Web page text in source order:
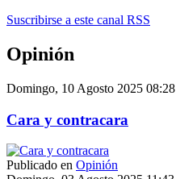
Suscribirse a este canal RSS
Opinión
Domingo, 10 Agosto 2025 08:28
Cara y contracara
Publicado en Opinión